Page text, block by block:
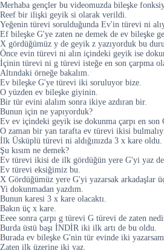
Merhaba gençler bu videomuzda bileşke
Reef bir ilişki geyik si olarak verildi.
Yeğenin türevi sorulduğunda Ev'in türevi ni
Ef bileşke G'ye zaten ne demek de ev bileşke
X gördüğümüz y de geyik z yazıyorduk bu
Önce evin türevi ni alın içindeki geyik ise
İçinin türevi ni g türevi isteğe en son çarpma
Altındaki örneğe bakalım.
Ev bileşke G'ye türevi iki soruluyor bize.
O yüzden ev bileşke giyinin.
Bir tür evini alalım sonra ikiye azdıran bir.
Bunun için ne yapıyorduk?
Ev ev içindeki geyik ise dokunma çarpı en
O zaman bir yan tarafta ev türevi ikisi
İlk Üsküplü türevi ni aldığınızda 3 x kare oldu.
Şu kısım ne demek?
Ev türevi ikisi de ilk gördüğün yere G'yi yaz
Ev türevi eksiğimiz bu.
X Gördüğümüz yere G'yi yazarsak arkadaşlar
Yi dokunmadan yazdım.
Bunun karesi 3 x kare olacaktı.
Bakın üç x kare.
Eeee sonra çarpı g türevi G türevi de zaten
Burda üstü başı İNDİR iki ilk artı de bu oldu.
Burada ev bileşke G'nin tür evinde iki
Zaten ilk üzerine iki yaz.